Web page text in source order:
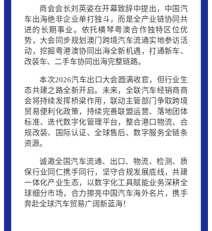
商会会长刘英姿在开幕致辞中提出，中国汽
车出海绝非企业单打独斗，而是全产业链协同共
进的长期事业。依托横琴粤澳合作独特区位优
势，大会同步规划澳门跨境汽车流通实地参访活
动，挖掘粤港澳协同出海全新机遇，打通新车、
改装车、二手车协同出海完整链路。
本次2026汽车出口大会圆满收官，但行业生
态共建之路全新开启。未来，全联汽车经销商商
会将持续发挥桥梁作用，联动主管部门争取跨境
贸易便利化政策，持续完善联盟运营、落地团体
标准、迭代数字化管理平台，整合港口物流、合
规改装、国际认证、全球售后、数字服务全链条
资源。
诚邀全国汽车流通、出口、物流、检测、质
保行业同仁携手同行，坚守合规发展底线，共建
一体化产业生态，以数字化工具赋能业务深耕全
球细分市场，合力擦亮中国汽车海外名片，携手
奔赴全球汽车贸易广阔新蓝海！